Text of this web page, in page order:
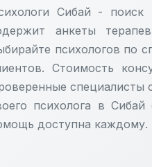
Сибай - поиск
анкеты
психологов по
Стоимость
специалисты
психолога в
доступна каждому.